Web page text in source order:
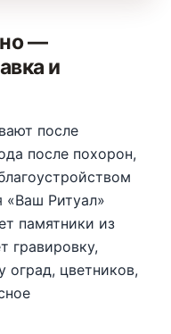
—
и
после
после похорон,
«Ваш Ритуал»
памятники из
гравировку,
оград, цветников,